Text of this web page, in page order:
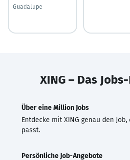
Guadalupe
XING – Das
Über eine Million Jobs
Entdecke mit XING genau den
passt.
Persönliche Job-Angebote